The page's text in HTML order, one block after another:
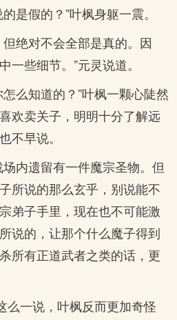
是假的？”叶枫身躯一震。
绝对不会全部是真的。因
一些细节。”元灵说道。
么知道的？”叶枫一颗心陡然
欢卖关子，明明十分了解远
不早说。
内遗留有一件魔宗圣物。但
所说的那么玄乎，别说能不
弟子手里，现在也不可能激
说的，让那个什么魔子得到
所有正道武者之类的话，更
么一说，叶枫反而更加奇怪